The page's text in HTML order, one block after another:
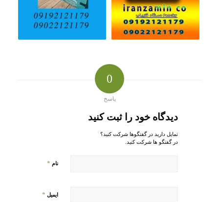
0
پاسخ
دیدگاه خود را ثبت کنید
تمایل دارید در گفتگوها شرکت کنید؟
در گفتگو ها شرکت کنید.
نام *
ایمیل *